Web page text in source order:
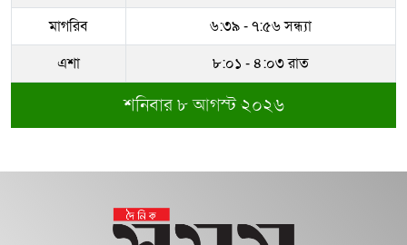
মাগরিব
৬:৩৯ - ৭:৫৬ সন্ধ্যা
এশা
৮:০১ - ৪:০৩ রাত
শনিবার ৮ আগস্ট ২০২৬